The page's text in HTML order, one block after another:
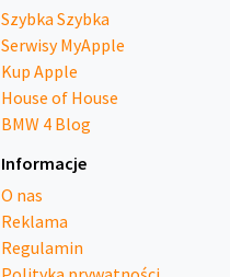
Szybka Szybka
Serwisy MyApple
Kup Apple
House of House
BMW 4 Blog
Informacje
O nas
Reklama
Regulamin